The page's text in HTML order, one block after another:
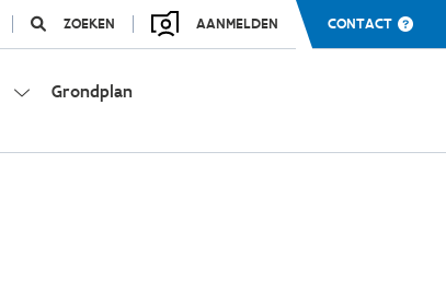
ZOEKEN AANMELDEN CONTACT
Grondplan